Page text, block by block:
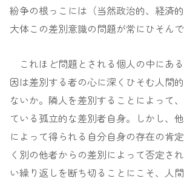
紛争の根っこには（当然政治的、経済的
大体この差別意識の問題が常にひそんで
これほど問題とされる個人の中にあ
因は差別する者の心に深くひそむ人間
ないか。隣人を差別することによって
ている孤立的な差別者自身。しかし、
によって得られる自分自身の存在の肯
く別の他者からの差別によって否定さ
い繰り返しを断ち切ることにこそ、人